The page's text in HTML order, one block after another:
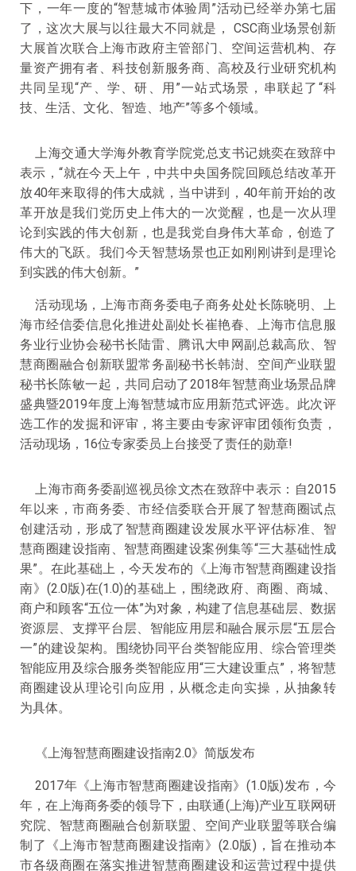
下，一年一度的“智慧城市体验周”活动已经举办第七届
了，这次大展与以往最大不同就是， CSC商业场景创新
大展首次联合上海市政府主管部门、空间运营机构、存
量资产拥有者、科技创新服务商、高校及行业研究机构
共同呈现“产、学、研、用”一站式场景，串联起了“科
技、生活、文化、智造、地产”等多个领域。
上海交通大学海外教育学院党总支书记姚奕在致辞中
表示，“就在今天上午，中共中央国务院回顾总结改革开
放40年来取得的伟大成就，当中讲到，40年前开始的改
革开放是我们党历史上伟大的一次觉醒，也是一次从理
论到实践的伟大创新，也是我党自身伟大革命，创造了
伟大的飞跃。我们今天智慧场景也正如刚刚讲到是理论
到实践的伟大创新。”
活动现场，上海市商务委电子商务处处长陈晓明、上
海市经信委信息化推进处副处长崔艳春、上海市信息服
务业行业协会秘书长陆雷、腾讯大申网副总裁高欣、智
慧商圈融合创新联盟常务副秘书长韩澍、空间产业联盟
秘书长陈敏一起，共同启动了2018年智慧商业场景品牌
盛典暨2019年度上海智慧城市应用新范式评选。此次评
选工作的发掘和评审，将主要由专家评审团领衔负责，
活动现场，16位专家委员上台接受了责任的勋章!
上海市商务委副巡视员徐文杰在致辞中表示：自2015
年以来，市商务委、市经信委联合开展了智慧商圈试点
创建活动，形成了智慧商圈建设发展水平评估标准、智
慧商圈建设指南、智慧商圈建设案例集等“三大基础性成
果”。在此基础上，今天发布的《上海市智慧商圈建设指
南》(2.0版)在(1.0)的基础上，围绕政府、商圈、商城、
商户和顾客“五位一体”为对象，构建了信息基础层、数据
资源层、支撑平台层、智能应用层和融合展示层“五层合
一”的建设架构。围绕协同平台类智能应用、综合管理类
智能应用及综合服务类智能应用“三大建设重点”，将智慧
商圈建设从理论引向应用，从概念走向实操，从抽象转
为具体。
《上海智慧商圈建设指南2.0》简版发布
2017年《上海市智慧商圈建设指南》(1.0版)发布，今
年，在上海商务委的领导下，由联通(上海)产业互联网研
究院、智慧商圈融合创新联盟、空间产业联盟等联合编
制了《上海市智慧商圈建设指南》(2.0版)，旨在推动本
市各级商圈在落实推进智慧商圈建设和运营过程中提供